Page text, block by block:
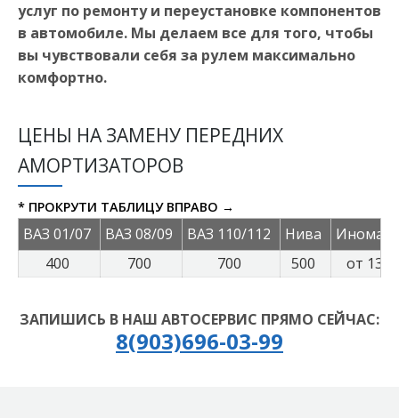
услуг по ремонту и переустановке компонентов
в автомобиле. Мы делаем все для того, чтобы
вы чувствовали себя за рулем максимально
комфортно.
ЦЕНЫ НА ЗАМЕНУ ПЕРЕДНИХ
АМОРТИЗАТОРОВ
* ПРОКРУТИ ТАБЛИЦУ ВПРАВО →
ВАЗ 01/07 ВАЗ 08/09 ВАЗ 110/112 Нива
400
700 700 500 от 1300
ЗАПИШИСЬ В НАШ АВТОСЕРВИС ПРЯМО СЕЙЧАС:
8(903)696-03-99